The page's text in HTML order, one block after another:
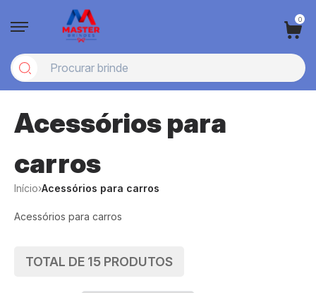
0
Acessórios para
carros
Início›Acessórios para carros
Acessórios para carros
TOTAL DE 15 PRODUTOS